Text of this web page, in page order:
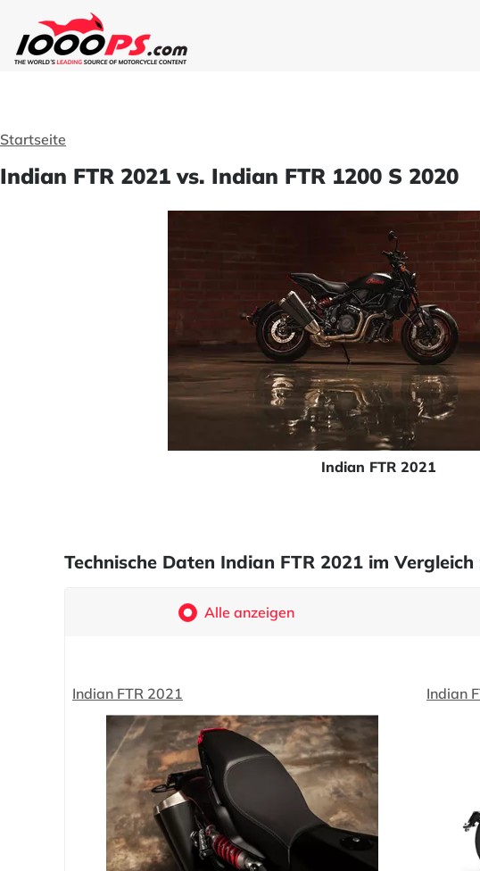
Startseite
Indian FTR 2021 vs. Indian FTR 1200 S 2020
Indian FTR 2021
Technische Daten Indian FTR 2021 im
Alle anzeigen
Indian FTR 2021 Indian